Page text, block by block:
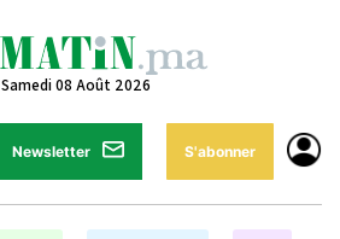
Samedi 08 Août 2026
Newsletter S'abonner